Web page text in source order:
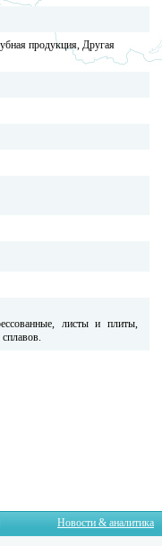
продукция, Другая
листы и плиты,
Новости & аналитика